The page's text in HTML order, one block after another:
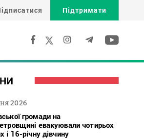
Підтримати
2026
громади на
евакуювали чотирьох
і 16-річну дівчину